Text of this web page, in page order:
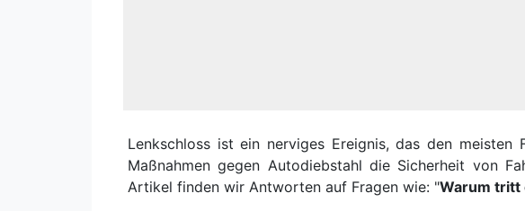
Lenkschloss ist ein nerviges Ereignis, das den
Maßnahmen gegen Autodiebstahl die Sicherheit von
Artikel finden wir Antworten auf Fragen wie: "Warum tritt